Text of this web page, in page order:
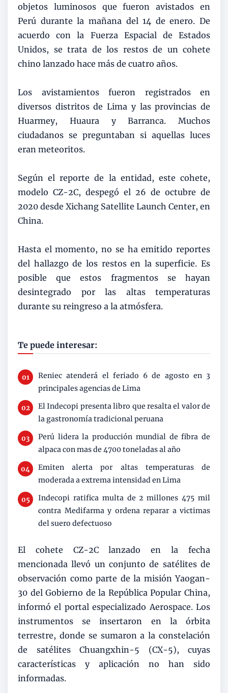
objetos luminosos que fueron avistados en
Perú durante la mañana del 14 de enero. De
acuerdo con la Fuerza Espacial de Estados
Unidos, se trata de los restos de un cohete
chino lanzado hace más de cuatro años.
Los avistamientos fueron registrados en
diversos distritos de Lima y las provincias de
Huarmey, Huaura y Barranca. Muchos
ciudadanos se preguntaban si aquellas luces
eran meteoritos.
Según el reporte de la entidad, este cohete,
modelo CZ-2C, despegó el 26 de octubre de
2020 desde Xichang Satellite Launch Center, en
China.
Hasta el momento, no se ha emitido reportes
del hallazgo de los restos en la superficie. Es
posible que estos fragmentos se hayan
desintegrado por las altas temperaturas
durante su reingreso a la atmósfera.
Te puede interesar:
Reniec atenderá el feriado 6 de agosto en 3
principales agencias de Lima
El Indecopi presenta libro que resalta el valor de
la gastronomía tradicional peruana
Perú lidera la producción mundial de fibra de
alpaca con mas de 4700 toneladas al año
Emiten alerta por altas temperaturas de
moderada a extrema intensidad en Lima
Indecopi ratifica multa de 2 millones 475 mil
contra Medifarma y ordena reparar a victimas
del suero defectuoso
El cohete CZ-2C lanzado en la fecha
mencionada llevó un conjunto de satélites de
observación como parte de la misión Yaogan-
30 del Gobierno de la República Popular China,
informó el portal especializado Aerospace. Los
instrumentos se insertaron en la órbita
terrestre, donde se sumaron a la constelación
de satélites Chuangxhin-5 (CX-5), cuyas
características y aplicación no han sido
informadas.